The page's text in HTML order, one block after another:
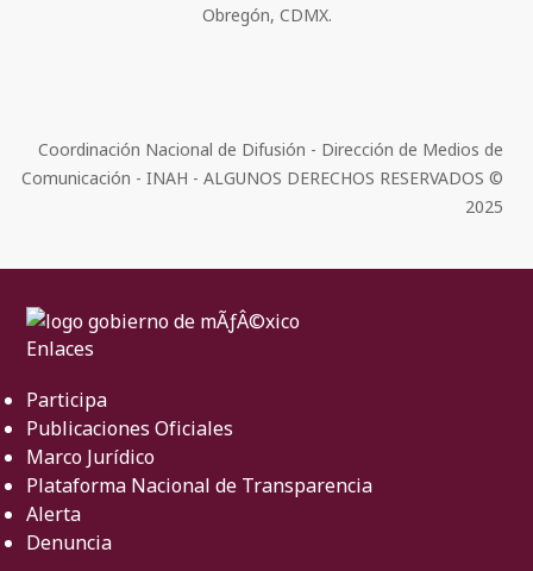
Obregón, CDMX.
Coordinación Nacional de Difusión - Dirección de Medios de
Comunicación - INAH - ALGUNOS DERECHOS RESERVADOS ©
2025
Enlaces
Participa
Publicaciones Oficiales
Marco Jurídico
Plataforma Nacional de Transparencia
Alerta
Denuncia